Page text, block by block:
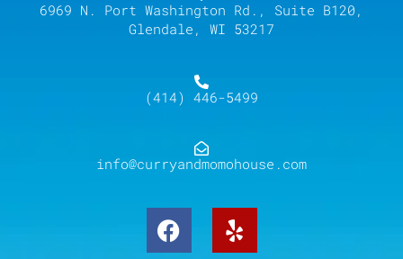
6969 N. Port Washington Rd., Suite B120,
Glendale, WI 53217
(414) 446-5499
info@curryandmomohouse.com